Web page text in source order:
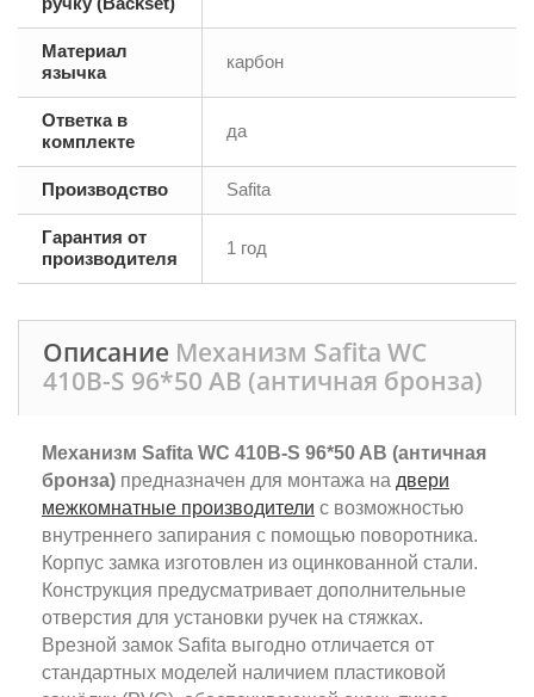
Материал
язычка
карбон
Ответка в
комплекте
да
Производство Safita
Гарантия от
производителя
1 год
Описание Механизм Safita WC
410B-S 96*50 AB (античная бронза)
Механизм Safita WC 410B-S 96*50 AB (античная
бронза) предназначен для монтажа на двери
межкомнатные производители с возможностью
внутреннего запирания с помощью поворотника.
Корпус замка изготовлен из оцинкованной стали.
Конструкция предусматривает дополнительные
отверстия для установки ручек на стяжках.
Врезной замок Safita выгодно отличается от
стандартных моделей наличием пластиковой